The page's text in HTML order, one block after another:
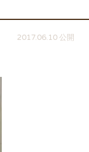
2017.06.10 公開